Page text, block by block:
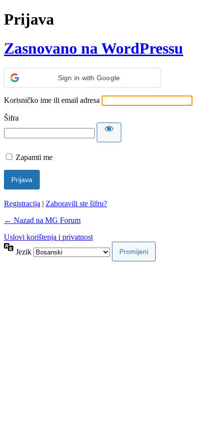
Prijava
Zasnovano na WordPressu
Sign in with Google
Korisničko ime ili email adresa
Šifra
Zapamti me
Registracija | Zaboravili ste šifru?
← Nazad na MG Forum
Uslovi korištenja i privatnost
Jezik